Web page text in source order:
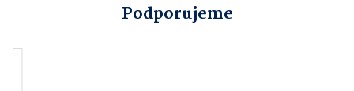
Podporujeme